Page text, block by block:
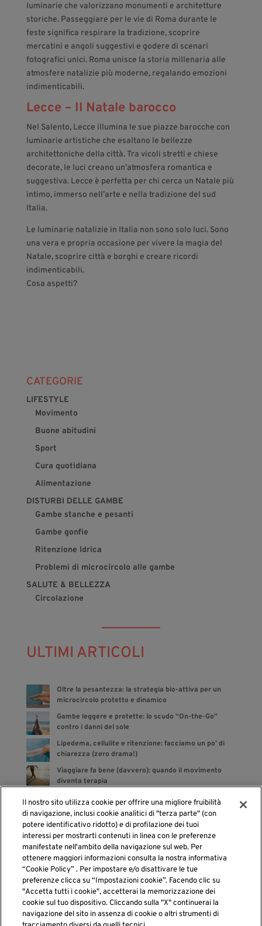
luminarie che valorizzano monumenti e architetture
storiche. Passeggiare per le vie di Roma durante le
feste significa respirare la tradizione, scoprire
mercatini e angoli suggestivi e godere di scenari
fotografici unici. Roma unisce la storia millenaria alle
atmosfere natalizie più moderne, regalando emozioni
indimenticabili.
Lecce – Il Natale barocco
Nel Salento, Lecce illumina le sue piazze barocche con
luminarie artistiche che esaltano le bellezze
architettoniche della città. Tra vicoli stretti e chiese
decorate, le luci creano un’atmosfera romantica e
suggestiva. Lecce è perfetta per chi cerca un Natale più
intimo, immerso nell’arte e nella tradizione del sud
Italia.
Le luminarie natalizie in Italia non sono solo luci. Sono
una vera e propria occasione per vivere la magia del
Natale, scoprire città e borghi e creare ricordi
indimenticabili.
Cosa aspetti?
CATEGORIE
LIFESTYLE
Movimento
Buone abitudini
Sport
Cura quotidiana
Alimentazione
DISTURBI DELLE GAMBE
Gambe stanche e pesanti
Gambe gonfie
Ritenzione Idrica
Problemi di microcircolo alle gambe
SALUTE & BELLEZZA
Circolazione
ULTIMI ARTICOLI
Oltre la pesantezza: la strategia bio-attiva per un
microcircolo protetto e dinamico
Gambe leggere e protette: lo scudo “On-the-Go”
contro i danni del sole
Lipedema, cellulite e ritenzione: facciamo un po’ di
chiarezza (zero drama!)
Viaggiare fa bene (davvero): quando il movimento
diventa terapia
Bye bye gonfiore: gli integratori sono dalla tua parte
Il nostro sito utilizza cookie per offrire una migliore fruibilità
di navigazione, inclusi cookie analitici di "terza parte" (con
potere identificativo ridotto) e di profilazione dei tuoi
interessi per mostrarti contenuti in linea con le preferenze
manifestate nell'ambito della navigazione sul web. Per
ottenere maggiori informazioni consulta la nostra informativa
“Cookie Policy” . Per impostare e/o disattivare le tue
preferenze clicca su “Impostazioni cookie”. Facendo clic su
"Accetta tutti i cookie", accetterai la memorizzazione dei
cookie sul tuo dispositivo. Cliccando sulla "X" continuerai la
navigazione del sito in assenza di cookie o altri strumenti di